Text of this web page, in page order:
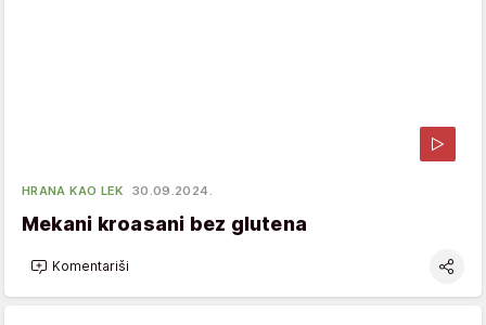
HRANA KAO LEK 30.09.2024.
Mekani kroasani bez glutena
Komentariši